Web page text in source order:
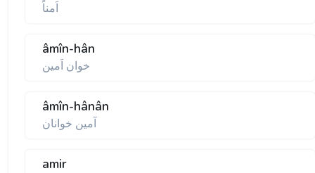
اَمناً
âmîn-hân
خوان اَمين
âmîn-hânân
آمين خوانان
amir